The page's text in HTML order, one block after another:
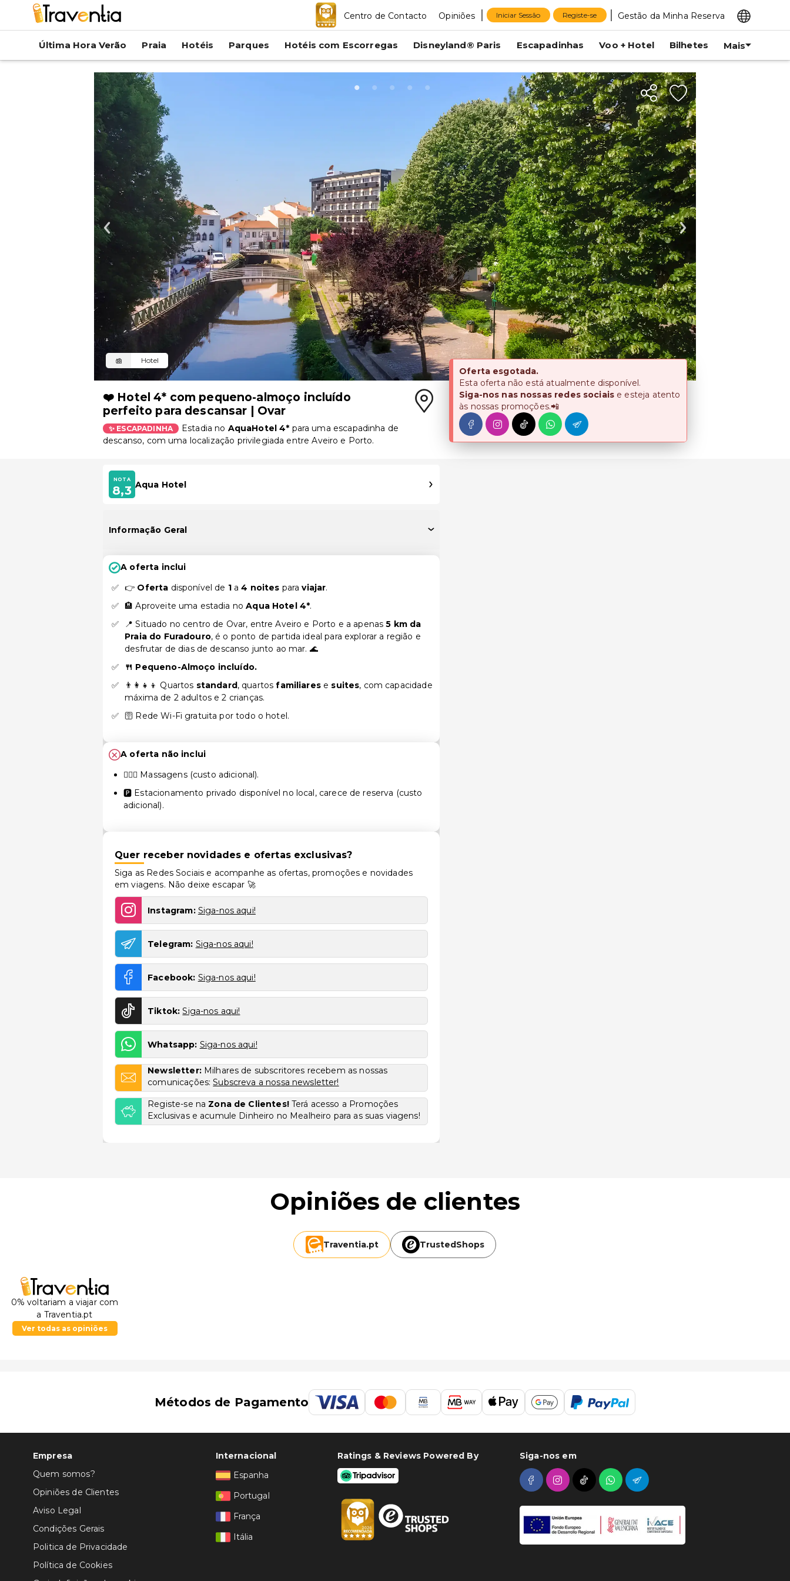
Centro de Contacto Opiniões Iniciar Sessão Registe-se Gestão da Minha Reserva
Última Hora Verão Praia Hotéis Parques Hotéis com Escorregas Disneyland® Paris Escapadinhas Voo + Hotel Bilhetes Mais
Hotel
❤️ Hotel 4* com pequeno-almoço incluído
perfeito para descansar | Ovar
✨ ESCAPADINHA Estadia no AquaHotel 4* para uma escapadinha de
descanso, com uma localização privilegiada entre Aveiro e Porto.
NOTA
8,3 Aqua Hotel
Informação Geral
A oferta inclui
👉 Oferta disponível de 1a 4 noites paraviajar.
🏨 Aproveite uma estadia no Aqua Hotel4*.
📍 Situado no centro de Ovar, entre Aveiro e Porto e a apenas5 km da
Praia do Furadouro, é o ponto de partida ideal para explorar a região e
desfrutar de dias de descanso junto ao mar. 🌊
🍴 Pequeno-Almoço incluído.
👨‍👩‍👧‍👦 Quartos standard, quartosfamiliares e suites, com capacidade
máxima de 2 adultos e 2 crianças.
🛜 Rede Wi-Fi gratuita por todo o hotel.
A oferta não inclui
💆🏻‍♀️ Massagens (custo adicional).
🅿️ Estacionamento privado disponível no local, carece de reserva (custo
adicional).
Quer receber novidades e ofertas exclusivas?
Siga as Redes Sociais e acompanhe as ofertas, promoções e novidades
em viagens. Não deixe escapar 🚀
Instagram: Siga-nos aqui!
Telegram: Siga-nos aqui!
Facebook: Siga-nos aqui!
Tiktok: Siga-nos aqui!
Whatsapp: Siga-nos aqui!
Newsletter: Milhares de subscritores recebem as nossas
comunicações:Subscreva a nossa newsletter!
Registe-se na Zona de Clientes!Terá acesso a Promoções
Exclusivas e acumule Dinheiro no Mealheiro para as suas viagens!
Oferta esgotada.
Esta oferta não está atualmente disponível.
Siga-nos nas nossas redes sociais e esteja atento
às nossas promoções.📲
Opiniões de clientes
Traventia.pt TrustedShops
0% voltariam a viajar com
a Traventia.pt
Ver todas as opiniões
Métodos de Pagamento
Empresa
Quem somos?
Opiniões de Clientes
Aviso Legal
Condições Gerais
Politica de Privacidade
Política de Cookies
Internacional
Espanha
Portugal
França
Itália
Ratings & Reviews Powered By Siga-nos em